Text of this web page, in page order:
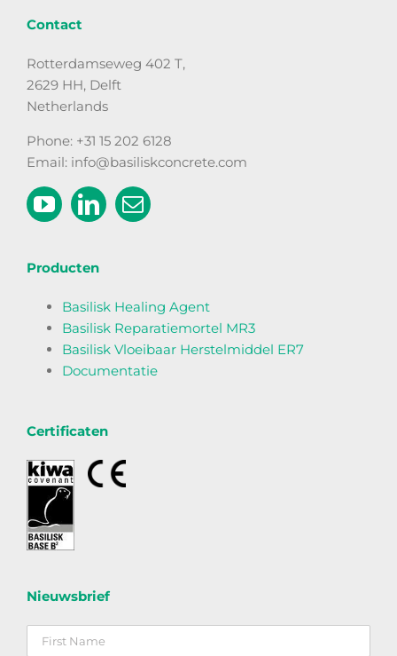
Contact
Rotterdamseweg 402 T,
2629 HH, Delft
Netherlands
Phone: +31 15 202 6128
Email: info@basiliskconcrete.com
Producten
Basilisk Healing Agent
Basilisk Reparatiemortel MR3
Basilisk Vloeibaar Herstelmiddel ER7
Documentatie
Certificaten
Nieuwsbrief